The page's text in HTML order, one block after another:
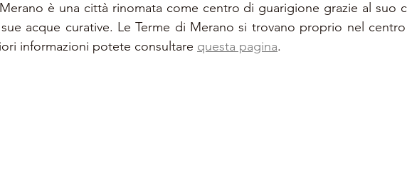
è una città rinomata come centro di guarigione grazie al suo
acque curative. Le Terme di Merano si trovano proprio nel
informazioni potete consultare questa pagina.